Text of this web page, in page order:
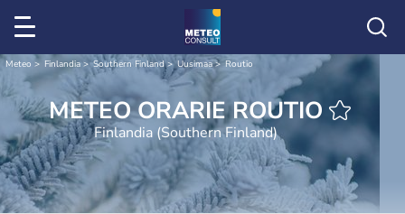
Meteo Finlandia Southern Finland Uusimaa Routio
METEO ORARIE ROUTIO
Finlandia (Southern Finland)